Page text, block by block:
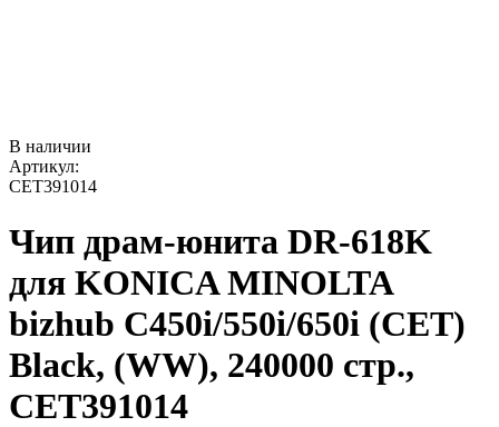
В наличии
Артикул:
CET391014
Чип драм-юнита DR-618K
для KONICA MINOLTA
bizhub C450i/550i/650i (CET)
Black, (WW), 240000 стр.,
CET391014